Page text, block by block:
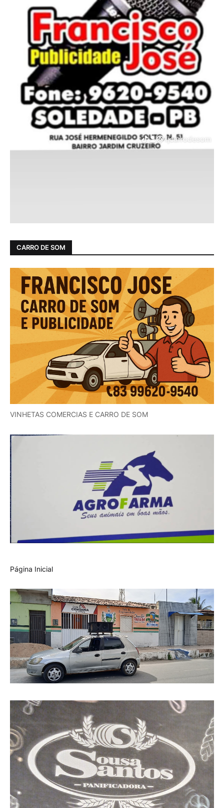
CARRO DE SOM
VINHETAS COMERCIAS E CARRO DE SOM
Página Inicial